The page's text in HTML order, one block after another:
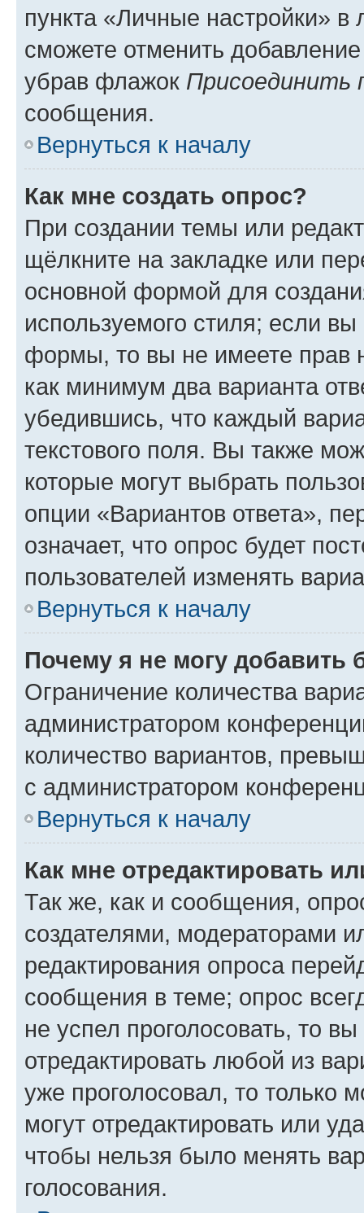
пункта «Личные настройки»
сможете отменить
убрав флажок Присоединить
сообщения.
Вернуться к началу
Как мне создать опрос?
При создании темы или
щёлкните на закладке или
основной формой для
используемого стиля; если
формы, то вы не имеете прав
как минимум два варианта
убедившись, что каждый
текстового поля. Вы также
которые могут выбрать
опции «Вариантов ответа»,
означает, что опрос будет
пользователей изменять
Вернуться к началу
Почему я не могу добавить
Ограничение количества
администратором
количество вариантов,
с администратором
Вернуться к началу
Как мне отредактировать
Так же, как и сообщения,
создателями, модераторами
редактирования опроса
сообщения в теме; опрос
не успел проголосовать, то
отредактировать любой из
уже проголосовал, то только
могут отредактировать или
чтобы нельзя было менять
голосования.